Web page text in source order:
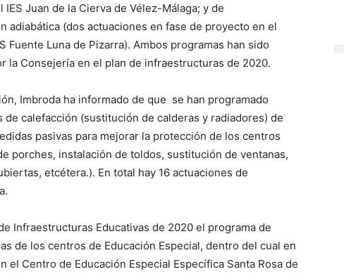
Juan de la Cierva de Vélez-Málaga; y de
adiabática (dos actuaciones en fase de proyecto en el
Fuente Luna de Pizarra). Ambos programas han sido
la Consejería en el plan de infraestructuras de 2020.
Imbroda ha informado de que se han programado
calefacción (sustitución de calderas y radiadores) de
pasivas para mejorar la protección de los centros
porches, instalación de toldos, sustitución de ventanas,
etcétera.). En total hay 16 actuaciones de
Infraestructuras Educativas de 2020 el programa de
de los centros de Educación Especial, dentro del cual en
el Centro de Educación Especial Específica Santa Rosa de